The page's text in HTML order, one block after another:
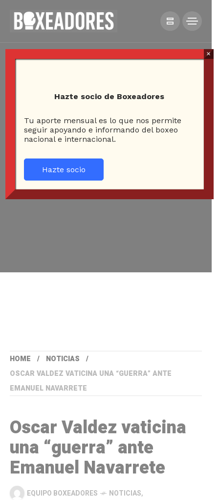
HOME
NOTICIAS
OSCAR VALDEZ VATICINA UNA “GUERRA” ANTE
EMANUEL NAVARRETE
Oscar Valdez vaticina
una “guerra” ante
Emanuel Navarrete
EQUIPO BOXEADORES NOTICIAS,
Hazte socio de Boxeadores
Tu aporte mensual es lo que nos permite
seguir apoyando e informando del boxeo
nacional e internacional.
Hazte socio
×